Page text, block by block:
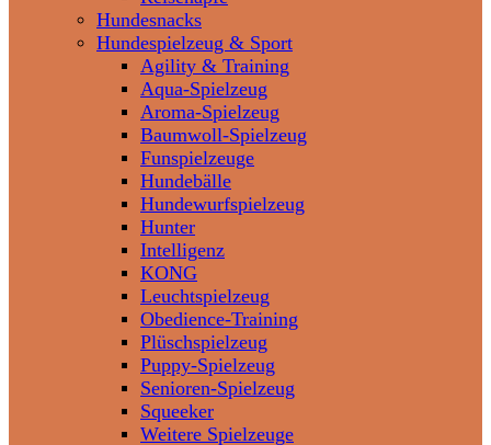
Hundesnacks
Hundespielzeug & Sport
Agility & Training
Aqua-Spielzeug
Aroma-Spielzeug
Baumwoll-Spielzeug
Funspielzeuge
Hundebälle
Hundewurfspielzeug
Hunter
Intelligenz
KONG
Leuchtspielzeug
Obedience-Training
Plüschspielzeug
Puppy-Spielzeug
Senioren-Spielzeug
Squeeker
Weitere Spielzeuge